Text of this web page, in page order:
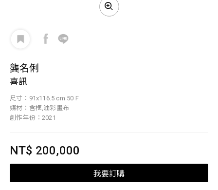
龔名俐
喜訊
尺寸：91x116.5 cm 50 F
媒材：含框,油彩畫布
創作年份：2021
NT$ 200,000
我要訂購